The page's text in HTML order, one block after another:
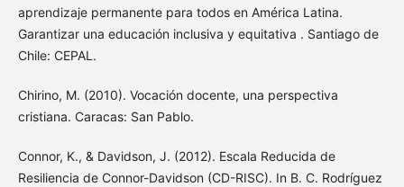
aprendizaje permanente para todos en América Latina.
Garantizar una educación inclusiva y equitativa . Santiago de
Chile: CEPAL.
Chirino, M. (2010). Vocación docente, una perspectiva
cristiana. Caracas: San Pablo.
Connor, K., & Davidson, J. (2012). Escala Reducida de
Resiliencia de Connor-Davidson (CD-RISC). In B. C. Rodríguez